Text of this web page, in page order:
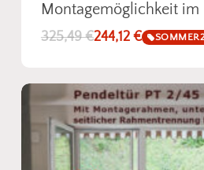
Montagemöglichkeit
325,49€244,12 €